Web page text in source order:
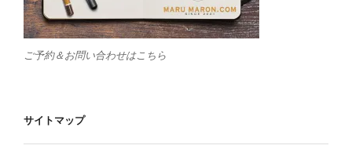
ご予約＆お問い合わせはこちら
サイトマップ